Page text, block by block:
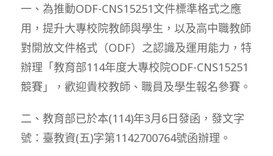
一、為推動ODF-CNS15251文件標準格式之應
用，提升大專校院教師與學生，以及高中職教師
對開放文件格式（ODF）之認識及運用能力，特
辦理「教育部114年度大專校院ODF-CNS15251
競賽」，歡迎貴校教師、職員及學生報名參賽。
二、教育部已於本(114)年3月6日發函，發文字
號：臺教資(五)字第1142700764號函辦理。